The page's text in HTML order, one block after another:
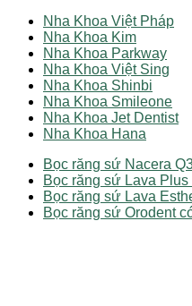
Nha Khoa Việt Pháp
Nha Khoa Kim
Nha Khoa Parkway
Nha Khoa Việt Sing
Nha Khoa Shinbi
Nha Khoa Smileone
Nha Khoa Jet Dentist
Nha Khoa Hana
Bọc răng sứ Nacera
Bọc răng sứ Lava Plus
Bọc răng sứ Lava
Bọc răng sứ Orodent